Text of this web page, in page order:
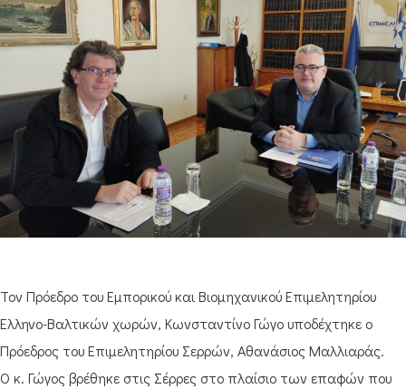
Τον Πρόεδρο του Εμπορικού και Βιομηχανικού Επιμελητηρίου
Ελληνο-Βαλτικών χωρών, Κωνσταντίνο Γώγο υποδέχτηκε ο
Πρόεδρος του Επιμελητηρίου Σερρών, Αθανάσιος Μαλλιαράς.
Ο κ. Γώγος βρέθηκε στις Σέρρες στο πλαίσιο των επαφών που